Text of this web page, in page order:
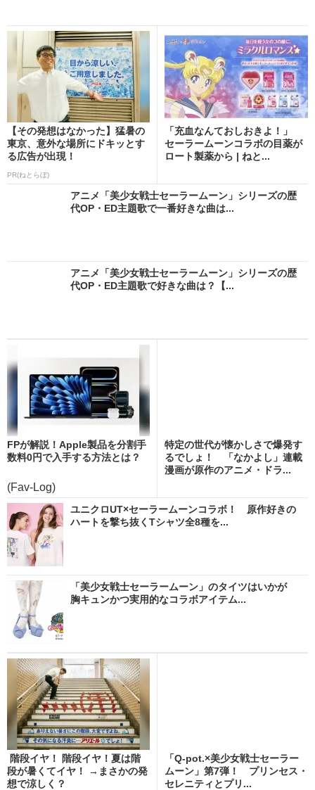
【その発想はなかった】猛暑の
東京、意外な場所にドキッとす
る広告が出現！
PR(ねとらぼ)
「充血なんておしおきよ！」
セーラームーンコラボの目薬が
ロート製薬から | ねと...
アニメ「美少女戦士セーラームーン」シリーズの歴
代OP・ED主題歌で一番好きな曲は...
アニメ「美少女戦士セーラームーン」シリーズの歴
代OP・ED主題歌で好きな曲は？【...
FPが解説！Apple製品を分割手
数料0円で入手する方法とは？
(Fav-Log)
特定の世代が懐かしさで爆発す
るでしょ！ 「なかよし」連載
漫画が原作のアニメ・ドラ...
ユニクロUT×セーラームーンコラボ！ 原作好きの
ハートを撃ち抜くTシャツ全8種を...
「美少女戦士セーラームーン」のタイツはいかが
胸キュンかつ実用的なコラボアイテム...
階段イヤ！ 階段イヤ！夏は階
段が暑くてイヤ！ →まさかの発
想で涼しく？
「Q-pot.×美少女戦士セーラー
ムーン」第7弾！ プリンセス・
セレニティとプリ...